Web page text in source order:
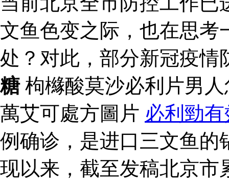
文鱼色变之际，也在思
处？对此，部分新冠疫
糖枸櫞酸莫沙必利片男
萬艾可處方圖片 必利勁
例确诊，是进口三文鱼的
现以来，截至发稿北京市